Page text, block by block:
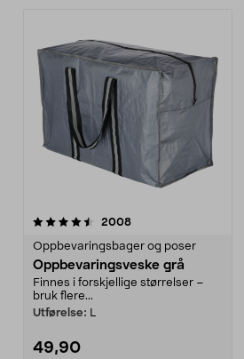
2008anmeldelser
Oppbevaringsbager og poser
Oppbevaringsveske grå
Finnes i forskjellige størrelser –
bruk flere...
Utførelse: L
49,90
4.5 av 5 stjerner